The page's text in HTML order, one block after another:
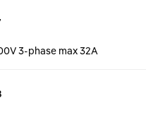
3-phase max 32A